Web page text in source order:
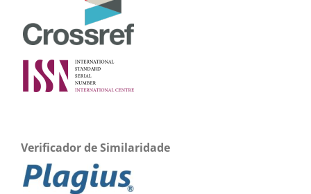
Verificador de Similaridade